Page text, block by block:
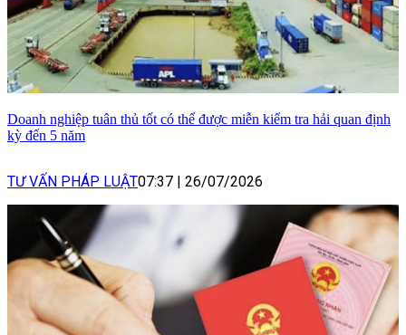
Doanh nghiệp tuân thủ tốt có thể được miễn kiểm tra hải quan định
kỳ đến 5 năm
TƯ VẤN PHÁP LUẬT07:37 26/07/2026